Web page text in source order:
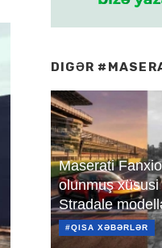
DIGƏR
Maserati
olunmuş
Stradale
#QISA XƏBƏRLƏR